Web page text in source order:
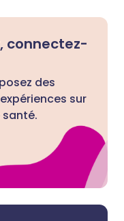
connectez-
des
sur